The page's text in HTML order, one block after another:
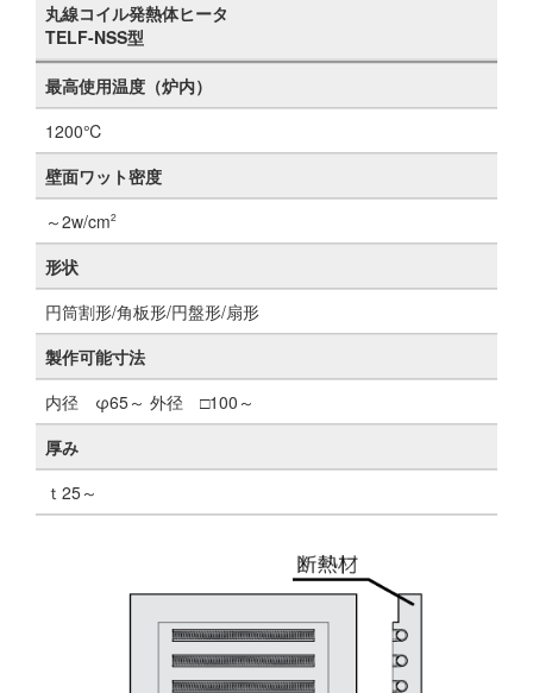
丸線コイル発熱体ヒータ
TELF-NSS型
最高使用温度（炉内）
1200℃
壁面ワット密度
～2w/cm2
形状
円筒割形/角板形/円盤形/扇形
製作可能寸法
内径 φ65～ 外径 □100～
厚み
ｔ25～